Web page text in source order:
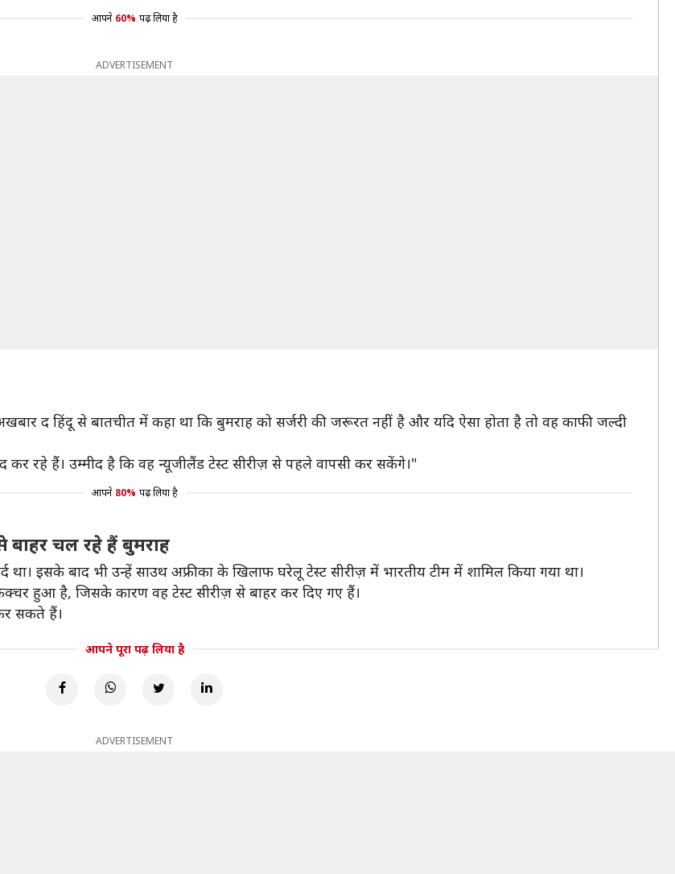
आपने 60% पढ़ लिया है
ADVERTISEMENT
द हिंदू से बातचीत में कहा था कि बुमराह को सर्जरी की जरूरत नहीं है और यदि ऐसा होता है तो वह काफी जल्दी
रहे हैं। उम्मीद है कि वह न्यूजीलैंड टेस्ट सीरीज़ से पहले वापसी कर सकेंगे।"
आपने 80% पढ़ लिया है
बाहर चल रहे हैं बुमराह
इसके बाद भी उन्हें साउथ अफ्रीका के खिलाफ घरेलू टेस्ट सीरीज़ में भारतीय टीम में शामिल किया गया था।
हुआ है, जिसके कारण वह टेस्ट सीरीज़ से बाहर कर दिए गए हैं।
सकते हैं।
आपने पूरा पढ़ लिया है
ADVERTISEMENT